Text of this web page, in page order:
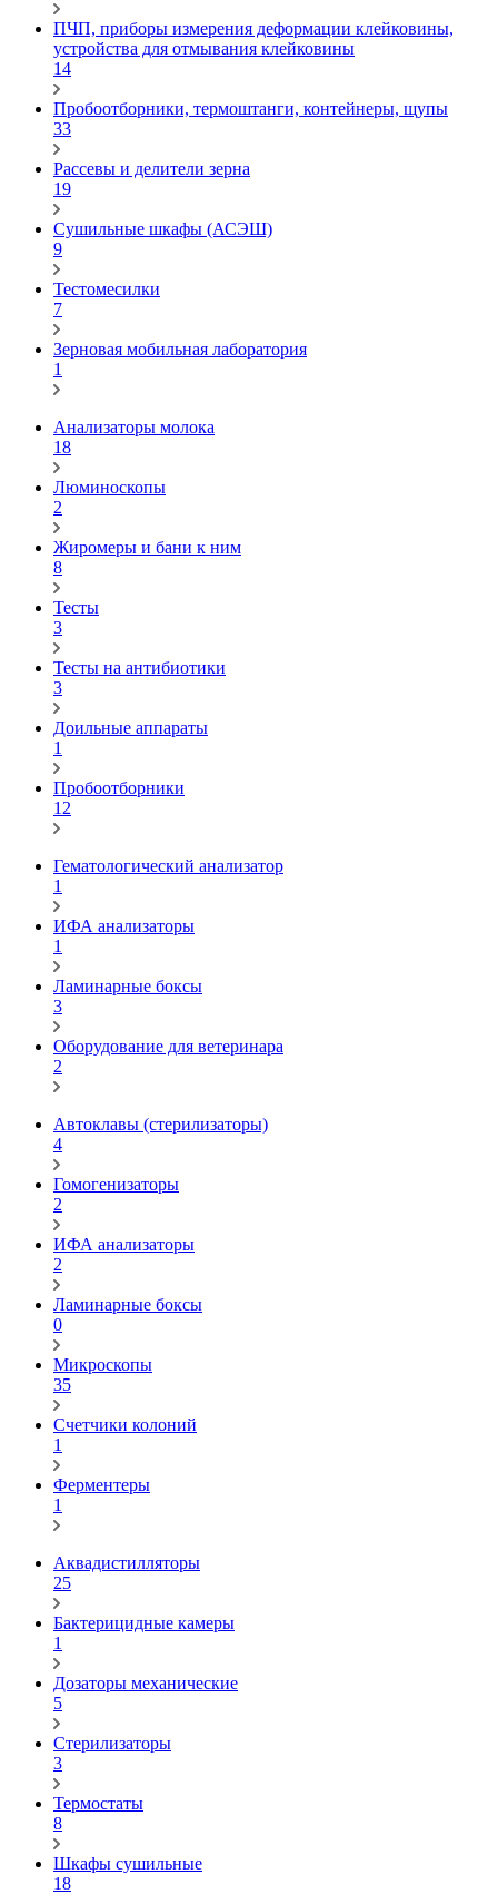
ПЧП, приборы измерения деформации клейковины,
устройства для отмывания клейковины
14
Пробоотборники, термоштанги, контейнеры, щупы
33
Рассевы и делители зерна
19
Сушильные шкафы (АСЭШ)
9
Тестомесилки
7
Зерновая мобильная лаборатория
1
Анализаторы молока
18
Люминоскопы
2
Жиромеры и бани к ним
8
Тесты
3
Тесты на антибиотики
3
Доильные аппараты
1
Пробоотборники
12
Гематологический анализатор
1
ИФА анализаторы
1
Ламинарные боксы
3
Оборудование для ветеринара
2
Автоклавы (стерилизаторы)
4
Гомогенизаторы
2
ИФА анализаторы
2
Ламинарные боксы
0
Микроскопы
35
Счетчики колоний
1
Ферментеры
1
Аквадистилляторы
25
Бактерицидные камеры
1
Дозаторы механические
5
Стерилизаторы
3
Термостаты
8
Шкафы сушильные
18